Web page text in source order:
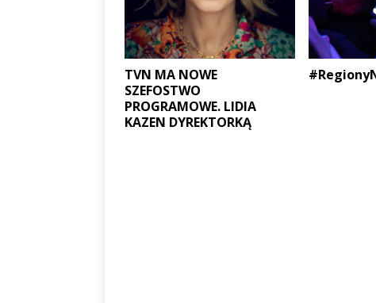
TVN MA NOWE
SZEFOSTWO
PROGRAMOWE. LIDIA
KAZEN DYREKTORKĄ